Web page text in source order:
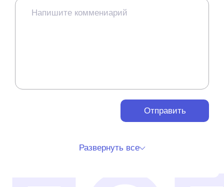
Отправить
Развернуть все